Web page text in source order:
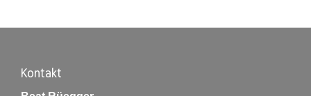
Kontakt